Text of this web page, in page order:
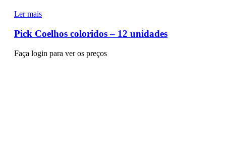
Ler mais
Pick Coelhos coloridos – 12 unidades
Faça login para ver os preços